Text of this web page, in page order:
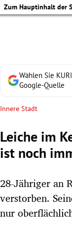
Zum Hauptinhalt der
Untermenü
Wählen Sie
Google-Quelle
Innere Stadt
Leiche im
ist noch
28-Jähriger an
verstorben.
nur